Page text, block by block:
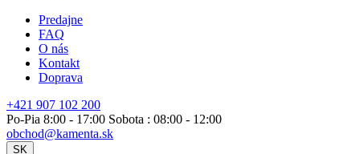
Predajne
FAQ
O nás
Kontakt
Doprava
+421 907 102 200
Po-Pia 8:00 - 17:00 Sobota : 08:00 - 12:00
obchod@kamenta.sk
SK